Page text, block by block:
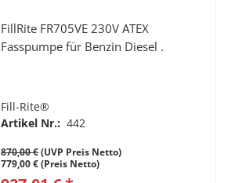
FillRite FR705VE 230V ATEX
Fasspumpe für Benzin Diesel .
Fill-Rite®
Artikel Nr.: 442
870,00 €(UVP Preis Netto)
779,00 € (Preis Netto)